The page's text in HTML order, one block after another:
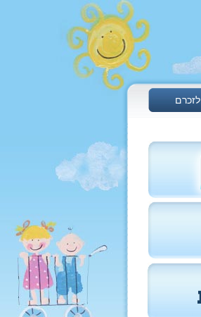
לזכרם